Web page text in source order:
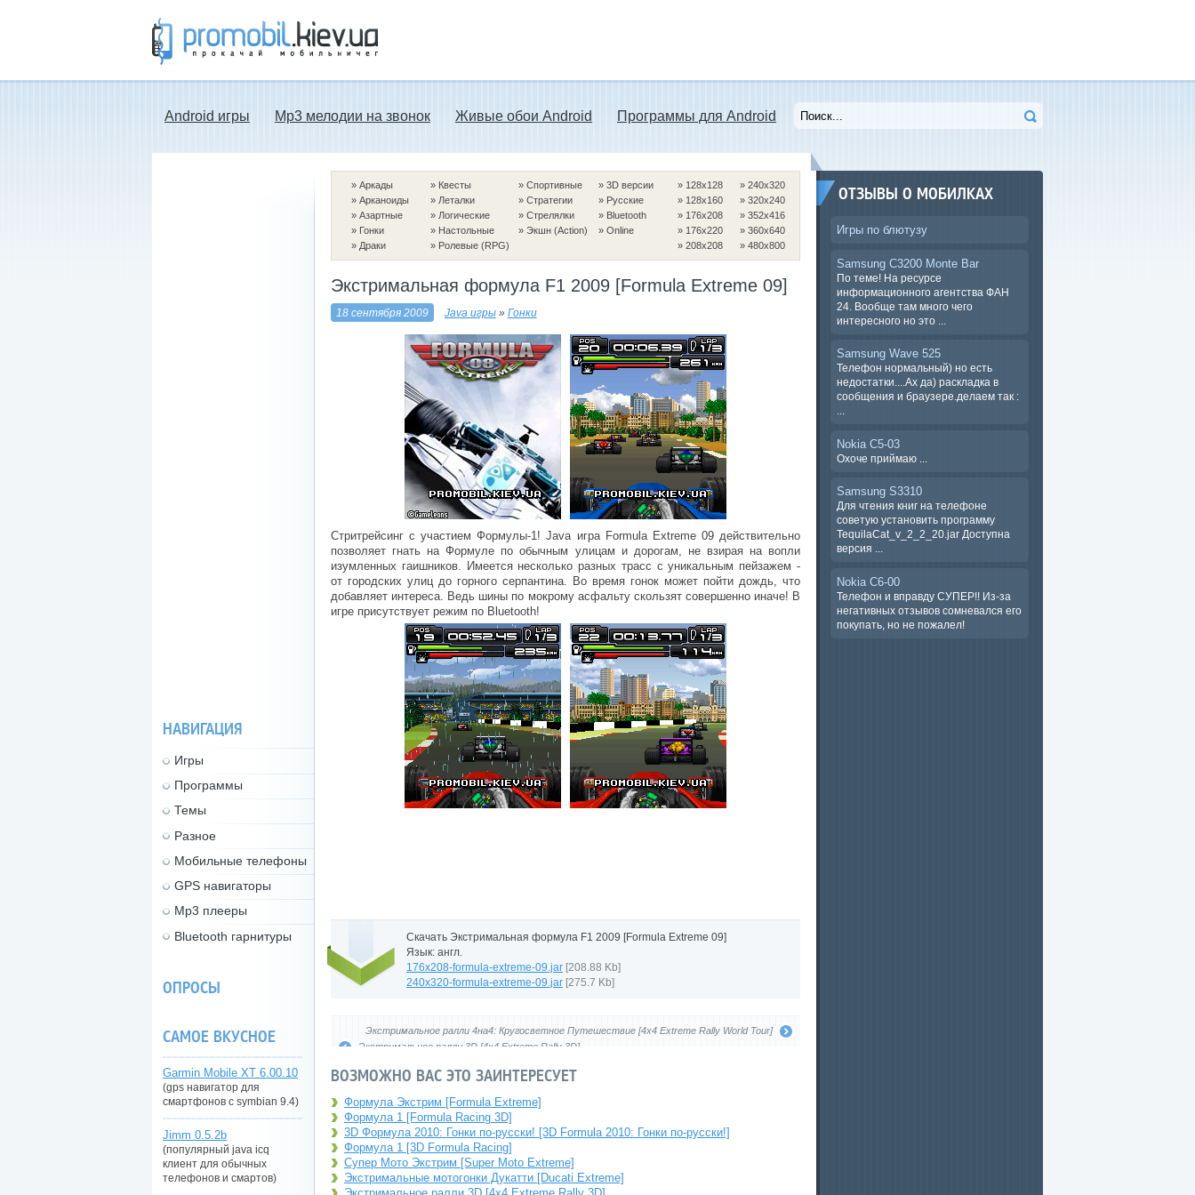
для Nokia, мелодии на звонок скачать
Android игры Mp3 мелодии на звонок Живые обои Android Программы для Android
» Аркады
» Арканоиды
» Азартные
» Гонки
» Драки
» Квесты
» Леталки
» Логические
» Настольные
» Ролевые (RPG)
» Спортивные
» Стратегии
» Стрелялки
» Экшн (Action)
» 3D версии
» Русские
» Bluetooth
» Online
» 128x128
» 128x160
» 176x208
» 176x220
» 208x208
» 240x320
» 320x240
» 352x416
» 360x640
» 480x800
Экстримальная формула F1 2009 [Formula Extreme 09]
18 сентября 2009 Java игры» Гонки
Стритрейсинг с участием Формулы-1! Java игра Formula Extreme 09 действительно
позволяет гнать на Формуле по обычным улицам и дорогам, не взирая на вопли
изумленных гаишников. Имеется несколько разных трасс с уникальным пейзажем -
от городских улиц до горного серпантина. Во время гонок может пойти дождь, что
добавляет интереса. Ведь шины по мокрому асфальту скользят совершенно иначе! В
игре присутствует режим по Bluetooth!
Скачать Экстримальная формула F1 2009 [Formula Extreme 09]
Язык: англ.
176x208-formula-extreme-09.jar [208.88 Kb]
240x320-formula-extreme-09.jar [275.7 Kb]
Экстримальное ралли 4на4: Кругосветное Путешествие [4x4 Extreme Rally World Tour]
Экстримальное ралли 3D [4x4 Extreme Rally 3D]
ВОЗМОЖНО ВАС ЭТО ЗАИНТЕРЕСУЕТ
Формула Экстрим [Formula Extreme]
Формула 1 [Formula Racing 3D]
3D Формула 2010: Гонки по-русски! [3D Formula 2010: Гонки по-русски!]
Формула 1 [3D Formula Racing]
Супер Мото Экстрим [Super Moto Extreme]
Экстримальные мотогонки Дукатти [Ducati Extreme]
ОТЗЫВЫ О МОБИЛКАХ
Игры по блютузу
Samsung C3200 Monte Bar
По теме! На ресурсе
информационного агентства ФАН
24. Вообще там много чего
интересного но это ...
Samsung Wave 525
Телефон нормальный) но есть
недостатки....Ах да) раскладка в
сообщения и браузере.делаем так :
Nokia C5-03
Охоче ​​приймаю ...
Samsung S3310
Для чтения книг на телефоне
советую установить программу
TequilaCat_v_2_2_20.jar Доступна
версия ...
Nokia C6-00
Телефон и вправду СУПЕР!! Из-за
негативных отзывов сомневался его
покупать, но не пожалел!
НАВИГАЦИЯ
Игры
Программы
Темы
Разное
Мобильные телефоны
GPS навигаторы
Mp3 плееры
Bluetooth гарнитуры
ОПРОСЫ
САМОЕ ВКУСНОЕ
Garmin Mobile XT 6.00.10
(gps навигатор для
смартфонов с symbian 9.4)
Jimm 0.5.2b
(популярный java icq
клиент для обычных
телефонов и смартов)